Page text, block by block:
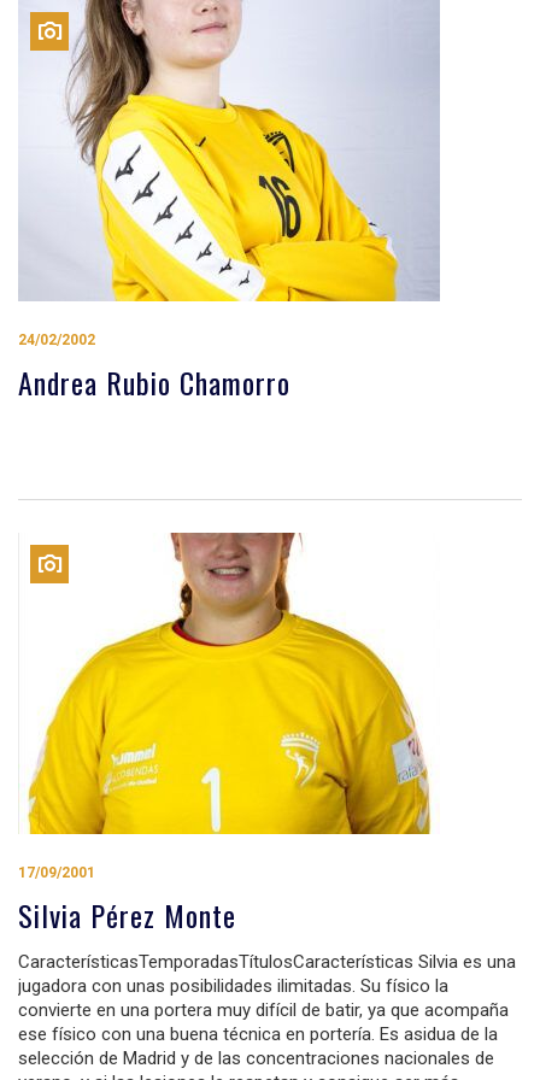
24/02/2002
Andrea Rubio Chamorro
17/09/2001
Silvia Pérez Monte
CaracterísticasTemporadasTítulosCaracterísticas Silvia es una
jugadora con unas posibilidades ilimitadas. Su físico la
convierte en una portera muy difícil de batir, ya que acompaña
ese físico con una buena técnica en portería. Es asidua de la
selección de Madrid y de las concentraciones nacionales de